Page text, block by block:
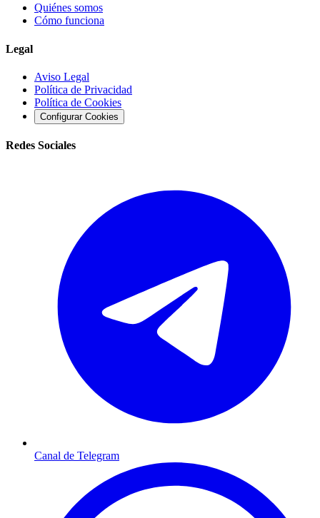
Quiénes somos
Cómo funciona
Legal
Aviso Legal
Política de Privacidad
Política de Cookies
Configurar Cookies
Redes Sociales
Canal de Telegram